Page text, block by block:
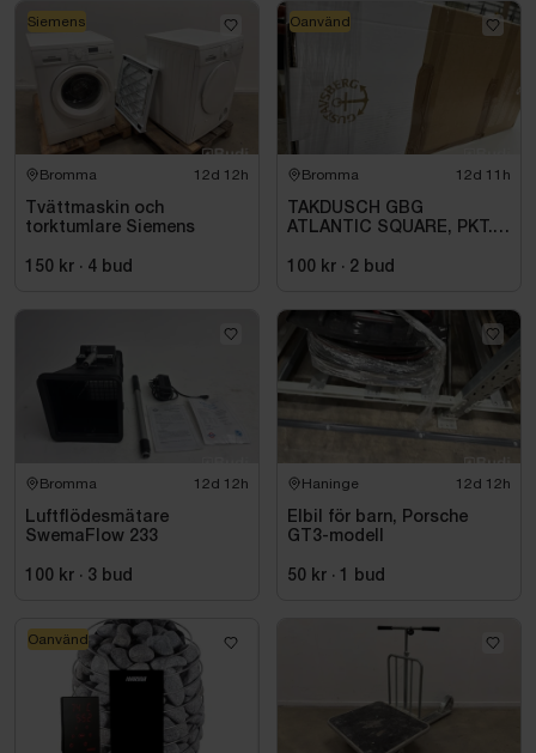
Bromma 12d 12h
Tvättmaskin och
torktumlare Siemens
150 kr · 4 bud
Siemens
Bromma 12d 11h
TAKDUSCH GBG
ATLANTIC SQUARE, PKT.
KROM
100 kr · 2 bud
Oanvänd
Bromma 12d 12h
Luftflödesmätare
SwemaFlow 233
100 kr · 3 bud
Haninge 12d 12h
Elbil för barn, Porsche
GT3-modell
50 kr · 1 bud
Oanvänd